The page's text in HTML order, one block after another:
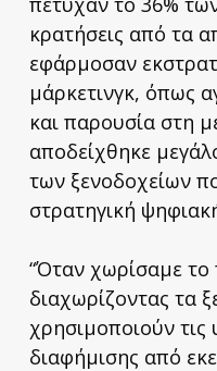
κρατήσεις από τα
εφάρμοσαν
μάρκετινγκ, όπως
και παρουσία στη
αποδείχθηκε
των ξενοδοχείων
στρατηγική
“Όταν χωρίσαμε
διαχωρίζοντας τα
χρησιμοποιούν
διαφήμισης από